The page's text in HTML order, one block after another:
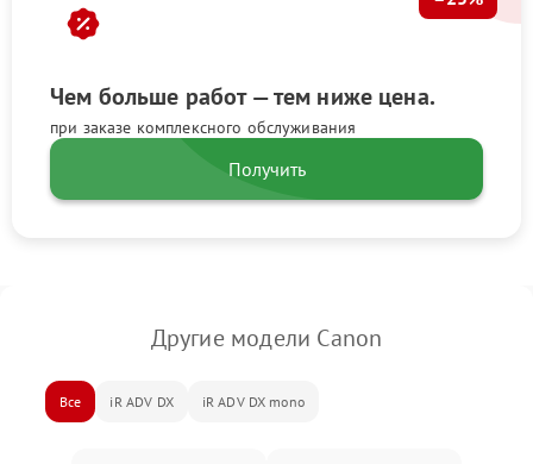
Чем больше работ — тем ниже цена.
при заказе комплексного обслуживания
Получить
Другие модели Canon
Все iR ADV DX iR ADV DX mono